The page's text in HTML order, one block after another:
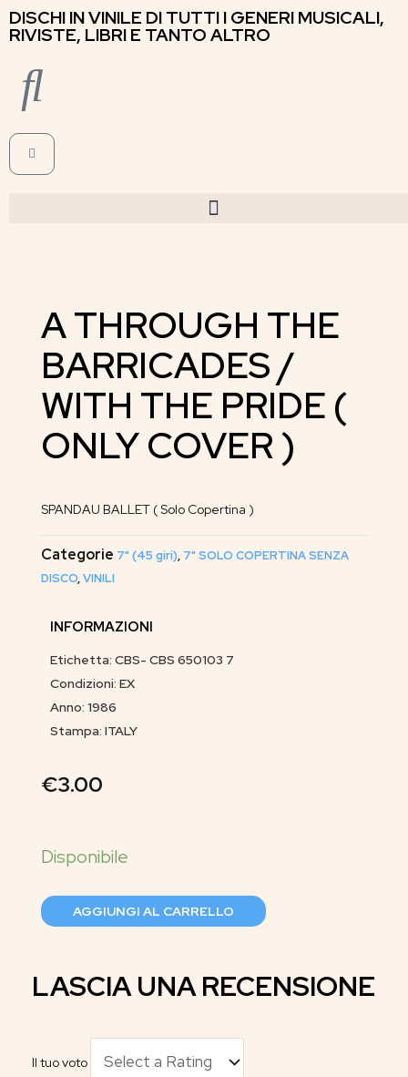
DISCHI IN VINILE DI TUTTI I GENERI MUSICALI,
RIVISTE, LIBRI E TANTO ALTRO
A THROUGH THE
BARRICADES /
WITH THE PRIDE (
ONLY COVER )
SPANDAU BALLET ( Solo Copertina )
Categorie 7" (45 giri), 7" SOLO COPERTINA SENZA
DISCO,VINILI
INFORMAZIONI
Etichetta: CBS- CBS 650103 7
Condizioni: EX
Anno: 1986
Stampa: ITALY
€3.00
AGGIUNGI AL CARRELLO
LASCIA UNA RECENSIONE
Il tuo voto